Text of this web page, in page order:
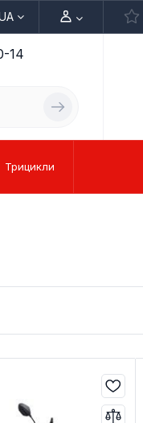
14
Трицикли